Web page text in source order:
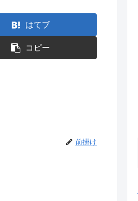
はてブ
コピー
前掛け